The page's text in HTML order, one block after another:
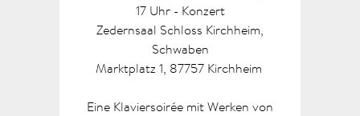
17 Uhr - Konzert
Zedernsaal Schloss Kirchheim,
Schwaben
Marktplatz 1, 87757 Kirchheim
Eine Klaviersoirée mit Werken von